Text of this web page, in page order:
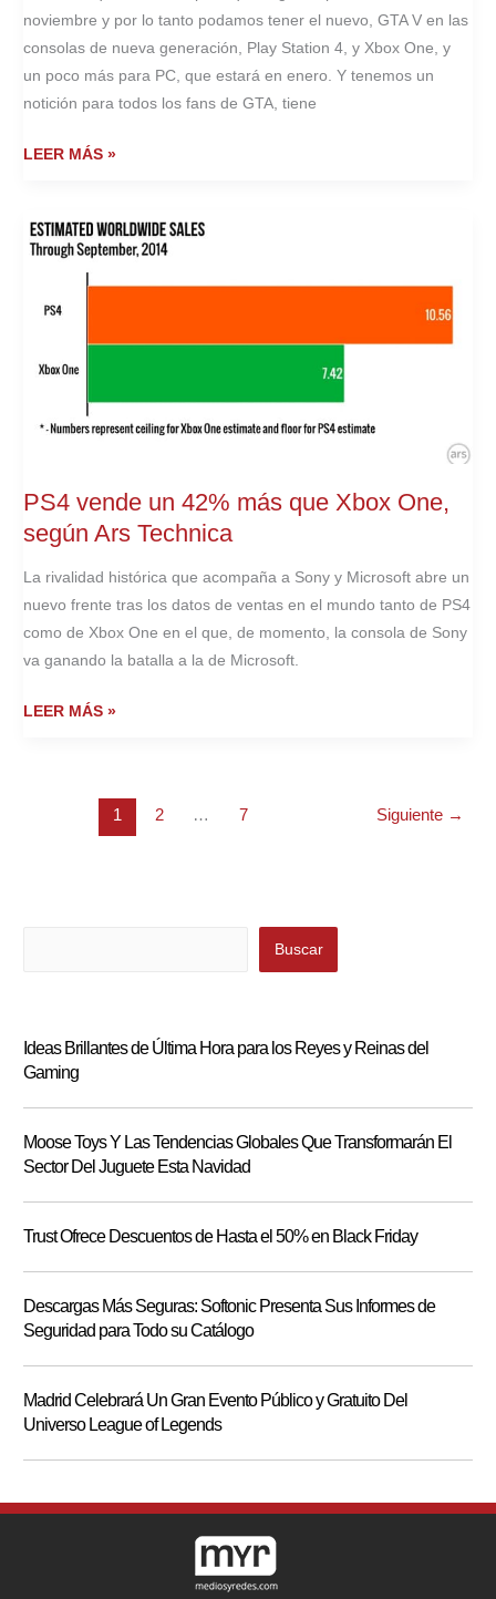
noviembre y por lo tanto podamos tener el nuevo, GTA V en las
consolas de nueva generación, Play Station 4, y Xbox One, y
un poco más para PC, que estará en enero. Y tenemos un
notición para todos los fans de GTA, tiene
ROCKSTAR
PS4
LANZAN
OFERTA
GTA
LEER MÁS »
PS4 vende un 42% más que Xbox One,
según Ars Technica
La rivalidad histórica que acompaña a Sony y Microsoft abre un
nuevo frente tras los datos de ventas en el mundo tanto de PS4
como de Xbox One en el que, de momento, la consola de Sony
va ganando la batalla a la de Microsoft.
PS4
LEER MÁS »
1 2 … 7 Siguiente →
Buscar
Ideas Brillantes de Última Hora para los Reyes y Reinas del
Gaming
Moose Toys Y Las Tendencias Globales Que Transformarán El
Sector Del Juguete Esta Navidad
Trust Ofrece Descuentos de Hasta el 50% en Black Friday
Descargas Más Seguras: Softonic Presenta Sus Informes de
Seguridad para Todo su Catálogo
Madrid Celebrará Un Gran Evento Público y Gratuito Del
Universo League of Legends